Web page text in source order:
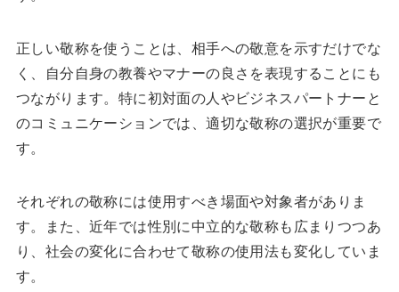
正しい敬称を使うことは、相手への敬意を示すだけでな
く、自分自身の教養やマナーの良さを表現することにも
つながります。特に初対面の人やビジネスパートナーと
のコミュニケーションでは、適切な敬称の選択が重要で
す。
それぞれの敬称には使用すべき場面や対象者がありま
す。また、近年では性別に中立的な敬称も広まりつつあ
り、社会の変化に合わせて敬称の使用法も変化していま
す。